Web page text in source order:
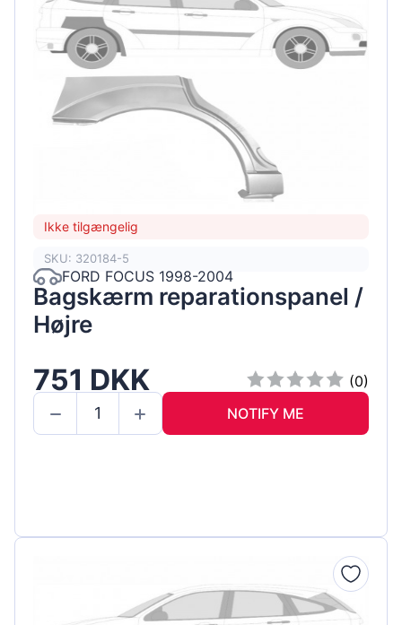
Ikke tilgængelig
SKU: 320184-5
FORD FOCUS 1998-2004
Bagskærm reparationspanel /
Højre
751 DKK
(0)
NOTIFY ME